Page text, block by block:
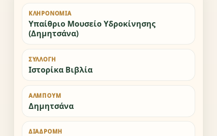
ΚΛΗΡΟΝΟΜΙΆ
Υπαίθριο Μουσείο Υδροκίνησης
(Δημητσάνα)
ΣΥΛΛΟΓΉ
Ιστορίκα Βιβλία
ΆΛΜΠΟΥΜ
Δημητσάνα
ΔΙΑΔΡΟΜΉ